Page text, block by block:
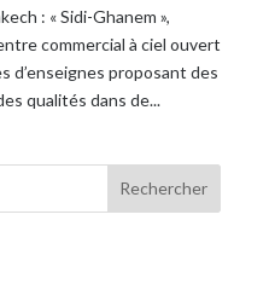
: « Sidi-Ghanem »,
commercial à ciel ouvert
d’enseignes proposant des
qualités dans de...